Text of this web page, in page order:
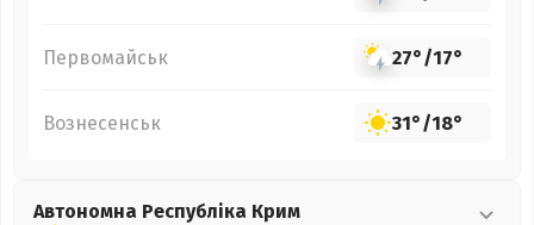
Первомайськ 27°/17°
Вознесенськ 31°/18°
Автономна Республіка Крим